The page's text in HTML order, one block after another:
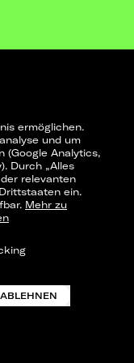
ermöglichen.
und um
(Google Analytics,
Durch „Alles
relevanten
ein.
Mehr zu